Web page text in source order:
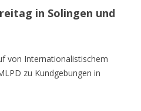
in Solingen und
von Internationalistischem
zu Kundgebungen in